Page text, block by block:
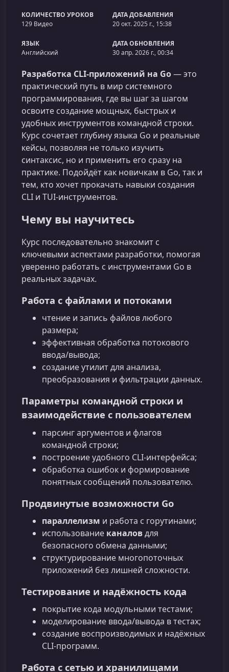
КОЛИЧЕСТВО УРОКОВ
129 Видео
ДАТА ДОБАВЛЕНИЯ
20 окт. 2025 г., 15:38
ЯЗЫК
Английский
ДАТА ОБНОВЛЕНИЯ
30 апр. 2026 г., 00:34
Разработка CLI-приложений на Go— это
практический путь в мир системного
программирования, где вы шаг за шагом
освоите создание мощных, быстрых и
удобных инструментов командной строки.
Курс сочетает глубину языка Go и реальные
кейсы, позволяя не только изучить
синтаксис, но и применить его сразу на
практике. Подойдёт как новичкам в Go, так и
тем, кто хочет прокачать навыки создания
CLI и TUI-инструментов.
Чему вы научитесь
Курс последовательно знакомит с
ключевыми аспектами разработки, помогая
уверенно работать с инструментами Go в
реальных задачах.
Работа с файлами и потоками
чтение и запись файлов любого
размера;
эффективная обработка потокового
ввода/вывода;
создание утилит для анализа,
преобразования и фильтрации данных.
Параметры командной строки и
взаимодействие с пользователем
парсинг аргументов и флагов
командной строки;
построение удобного CLI-интерфейса;
обработка ошибок и формирование
понятных сообщений пользователю.
Продвинутые возможности Go
параллелизм и работа с горутинами;
использование каналовдля
безопасного обмена данными;
структурирование многопоточных
приложений без лишней сложности.
Тестирование и надёжность кода
покрытие кода модульными тестами;
моделирование ввода/вывода в тестах;
создание воспроизводимых и надёжных
CLI-программ.
Работа с сетью и хранилищами